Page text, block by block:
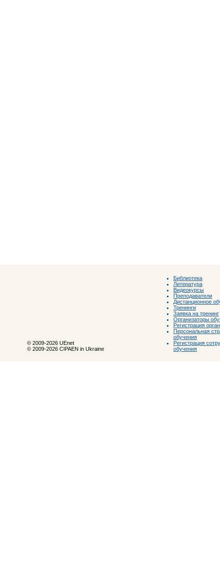
© 2009-2026 UEnet
© 2009-2026 CIPAEN in Ukraine
Библиотека
Литература
Видеокурсы
Преподаватели
Дистанционное
Тренинги
Заявка на тренинг
Организаторы
Регистрация
Персональная
обучения
Регистрация
обучения